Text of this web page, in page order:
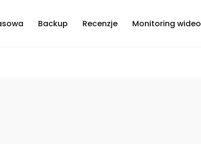
Backup Recenzje Monitoring wideo